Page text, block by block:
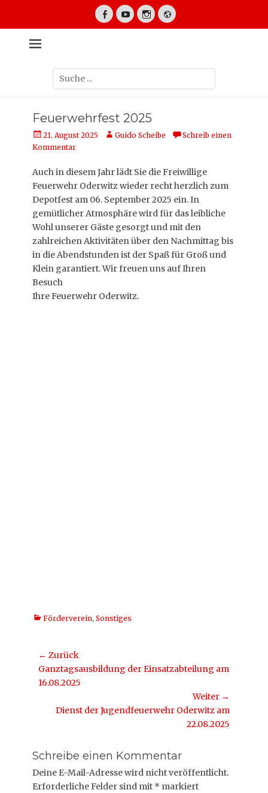
FacebookYouTubeInstagramWebsite
Feuerwehr
Oderwitz
Suche
nach:
Feuerwehrfest 2025
Posted
on
21. August 2025 AutorGuido Scheibe
Schreib einen
Kommentar
Auch in diesem Jahr lädt Sie die Freiwillige
Feuerwehr Oderwitz wieder recht herzlich zum
Depotfest am 06. September 2025 ein. In
gemütlicher Atmosphäre wird für das leibliche
Wohl unserer Gäste gesorgt und mit den
zahlreichen Aktivitäten über den Nachmittag bis
in die Abendstunden ist der Spaß für Groß und
Klein garantiert. Wir freuen uns auf Ihren
Besuch
Ihre Feuerwehr Oderwitz.
Kategorien
Förderverein, Sonstiges
Beitragsnavigation
← Zurück
Vorheriger
Beitrag:
Ganztagsausbildung der Einsatzabteilung am
16.08.2025
Weiter →
Nächster
Dienst der Jugendfeuerwehr Oderwitz am
22.08.2025
Schreibe einen Kommentar
Deine E-Mail-Adresse wird nicht veröffentlicht.
Erforderliche Felder sind mit * markiert